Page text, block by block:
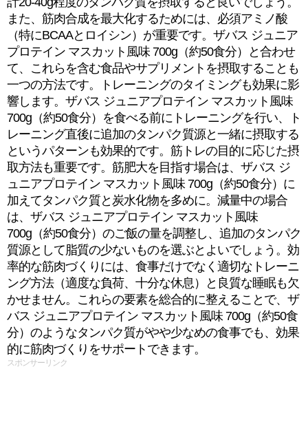
また、筋肉合成を最大化するためには、必須アミノ酸
（特にBCAAとロイシン）が重要です。ザバス ジュニア
プロテイン マスカット風味 700g（約50食分）と合わせ
て、これらを含む食品やサプリメントを摂取することも
一つの方法です。トレーニングのタイミングも効果に影
響します。ザバス ジュニアプロテイン マスカット風味
700g（約50食分）を食べる前にトレーニングを行い、ト
レーニング直後に追加のタンパク質源と一緒に摂取する
というパターンも効果的です。筋トレの目的に応じた摂
取方法も重要です。筋肥大を目指す場合は、ザバス ジ
ュニアプロテイン マスカット風味 700g（約50食分）に
加えてタンパク質と炭水化物を多めに。減量中の場合
は、ザバス ジュニアプロテイン マスカット風味
700g（約50食分）のご飯の量を調整し、追加のタンパク
質源として脂質の少ないものを選ぶとよいでしょう。効
率的な筋肉づくりには、食事だけでなく適切なトレーニ
ング方法（適度な負荷、十分な休息）と良質な睡眠も欠
かせません。これらの要素を総合的に整えることで、ザ
バス ジュニアプロテイン マスカット風味 700g（約50食
分）のようなタンパク質がやや少なめの食事でも、効果
的に筋肉づくりをサポートできます。
スポンサーリンク